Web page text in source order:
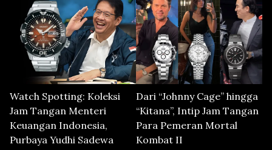
Watch Spotting: Koleksi
Jam Tangan Menteri
Keuangan Indonesia,
Purbaya Yudhi Sadewa
Dari “Johnny Cage” hingga
“Kitana”, Intip Jam Tangan
Para Pemeran Mortal
Kombat II